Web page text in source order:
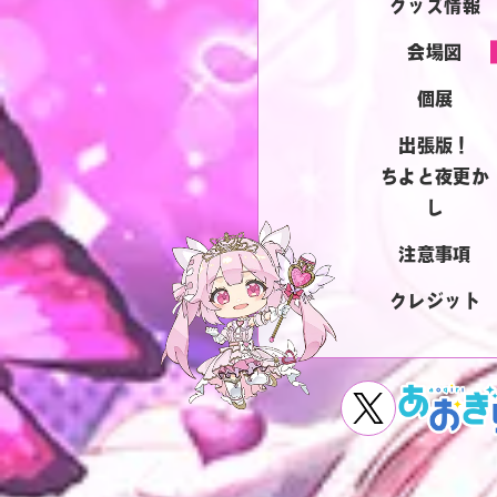
グッズ情報
会場図
個展
出張版！
ちよと夜更か
し
注意事項
クレジット